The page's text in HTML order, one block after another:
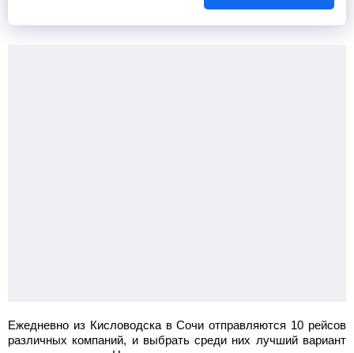
Ежедневно из Кисловодска в Сочи отправляются 10 рейсов
различных компаний, и выбрать среди них лучший вариант